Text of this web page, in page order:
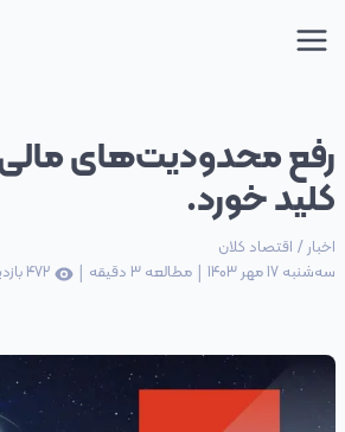
کلید خورد.
اخبار / اقتصاد کلان
سه‌شنبه 17 مهر 1403
| مطالعه 3 دقیقه |
472